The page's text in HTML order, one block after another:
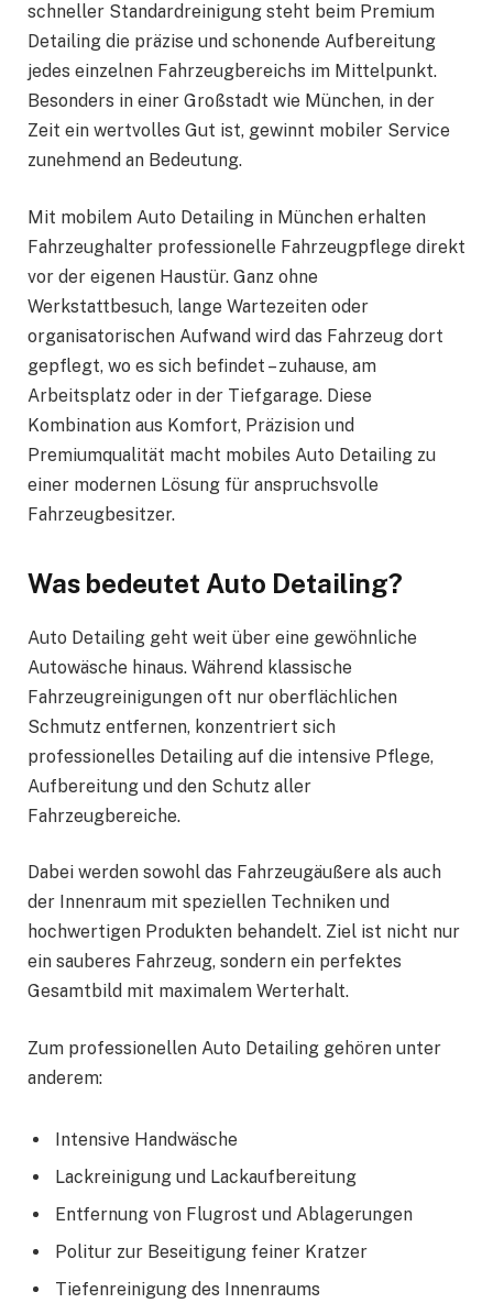
schneller Standardreinigung steht beim Premium
Detailing die präzise und schonende Aufbereitung
jedes einzelnen Fahrzeugbereichs im Mittelpunkt.
Besonders in einer Großstadt wie München, in der
Zeit ein wertvolles Gut ist, gewinnt mobiler Service
zunehmend an Bedeutung.
Mit mobilem Auto Detailing in München erhalten
Fahrzeughalter professionelle Fahrzeugpflege direkt
vor der eigenen Haustür. Ganz ohne
Werkstattbesuch, lange Wartezeiten oder
organisatorischen Aufwand wird das Fahrzeug dort
gepflegt, wo es sich befindet – zuhause, am
Arbeitsplatz oder in der Tiefgarage. Diese
Kombination aus Komfort, Präzision und
Premiumqualität macht mobiles Auto Detailing zu
einer modernen Lösung für anspruchsvolle
Fahrzeugbesitzer.
Was bedeutet Auto Detailing?
Auto Detailing geht weit über eine gewöhnliche
Autowäsche hinaus. Während klassische
Fahrzeugreinigungen oft nur oberflächlichen
Schmutz entfernen, konzentriert sich
professionelles Detailing auf die intensive Pflege,
Aufbereitung und den Schutz aller
Fahrzeugbereiche.
Dabei werden sowohl das Fahrzeugäußere als auch
der Innenraum mit speziellen Techniken und
hochwertigen Produkten behandelt. Ziel ist nicht nur
ein sauberes Fahrzeug, sondern ein perfektes
Gesamtbild mit maximalem Werterhalt.
Zum professionellen Auto Detailing gehören unter
anderem:
Intensive Handwäsche
Lackreinigung und Lackaufbereitung
Entfernung von Flugrost und Ablagerungen
Politur zur Beseitigung feiner Kratzer
Tiefenreinigung des Innenraums